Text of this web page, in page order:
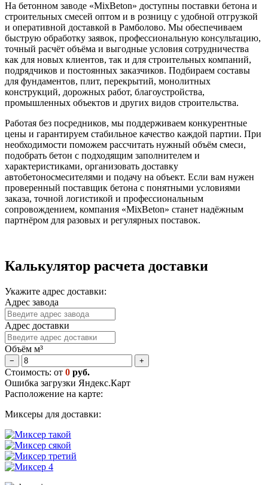
На бетонном заводе «MixBeton» доступны поставки бетона и
строительных смесей оптом и в розницу с удобной отгрузкой
и оперативной доставкой в Рамболово. Мы обеспечиваем
быструю обработку заявок, профессиональную консультацию,
точный расчёт объёма и выгодные условия сотрудничества
как для новых клиентов, так и для строительных компаний,
подрядчиков и постоянных заказчиков. Подбираем составы
для фундаментов, плит, перекрытий, монолитных
конструкций, дорожных работ, благоустройства,
промышленных объектов и других видов строительства.
Работая без посредников, мы поддерживаем конкурентные
цены и гарантируем стабильное качество каждой партии. При
необходимости поможем рассчитать нужный объём смеси,
подобрать бетон с подходящим заполнителем и
характеристиками, организовать доставку
автобетоносмесителями и подачу на объект. Если вам нужен
проверенный поставщик бетона с понятными условиями
заказа, точной логистикой и профессиональным
сопровождением, компания «MixBeton» станет надёжным
партнёром для разовых и регулярных поставок.
Калькулятор расчета доставки
Укажите адрес доставки:
Адрес завода
Адрес доставки
Объём м³
− +
Стоимость: от 0 руб.
Ошибка загрузки Яндекс.Карт
Расположение на карте:
Миксеры для доставки: